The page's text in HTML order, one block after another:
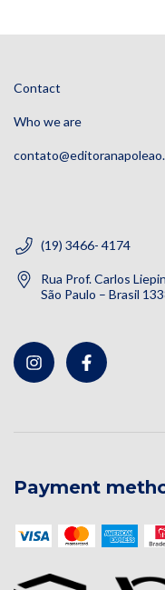
Contact
Who we are
(19) 3466- 4174
Rua Prof. Carlos
São Paulo – Brasil
Payment